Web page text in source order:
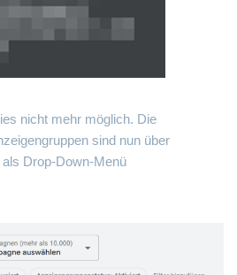
nicht mehr möglich. Die
sind nun über
Drop-Down-Menü